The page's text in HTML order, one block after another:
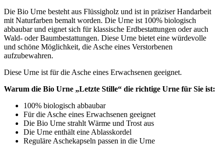
Die Bio Urne besteht aus Flüssigholz und ist in präziser Handarbeit
mit Naturfarben bemalt worden. Die Urne ist 100% biologisch
abbaubar und eignet sich für klassische Erdbestattungen oder auch
Wald- oder Baumbestattungen. Diese Urne bietet eine würdevolle
und schöne Möglichkeit, die Asche eines Verstorbenen
aufzubewahren.
Diese Urne ist für die Asche eines Erwachsenen geeignet.
Warum die Bio Urne „Letzte Stille“ die richtige Urne für Sie ist:
100% biologisch abbaubar
Für die Asche eines Erwachsenen geeignet
Die Bio Urne strahlt Wärme und Trost aus
Die Urne enthält eine Ablasskordel
Reguläre Aschekapseln passen in die Urne